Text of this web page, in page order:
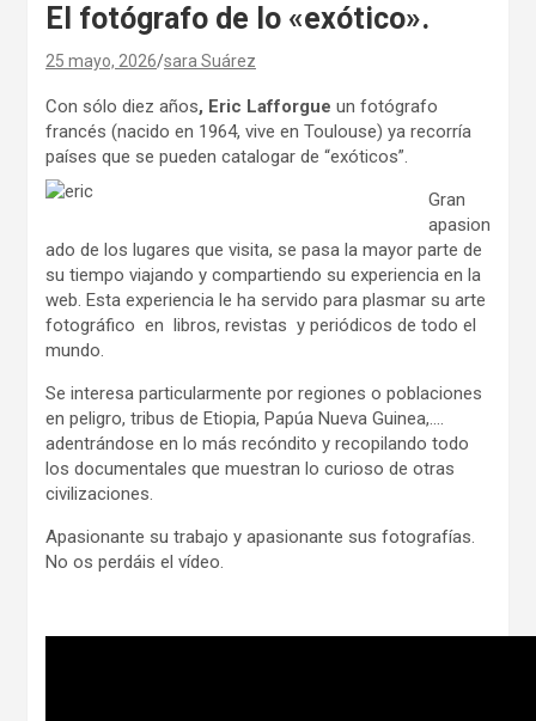
El fotógrafo de lo «exótico».
25 mayo, 2026 sara Suárez
Con sólo diez años, Eric Lafforgue un fotógrafo
francés (nacido en 1964, vive en Toulouse) ya recorría
países que se pueden catalogar de “exóticos”.
Gran
apasion
ado de los lugares que visita, se pasa la mayor parte de
su tiempo viajando y compartiendo su experiencia en la
web. Esta experiencia le ha servido para plasmar su arte
fotográfico en libros, revistas y periódicos de todo el
mundo.
Se interesa particularmente por regiones o poblaciones
en peligro, tribus de Etiopia, Papúa Nueva Guinea,….
adentrándose en lo más recóndito y recopilando todo
los documentales que muestran lo curioso de otras
civilizaciones.
Apasionante su trabajo y apasionante sus fotografías.
No os perdáis el vídeo.